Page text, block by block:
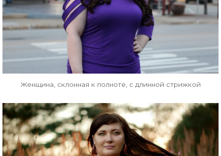
Женщина, склонная к полноте, с длинной стрижкой